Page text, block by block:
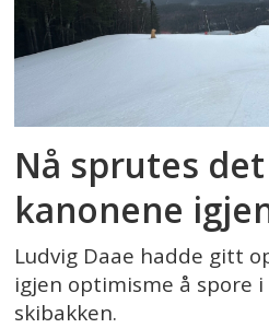
Nå sprutes
kanonene
Ludvig Daae hadde gitt
igjen optimisme å spore
skibakken.